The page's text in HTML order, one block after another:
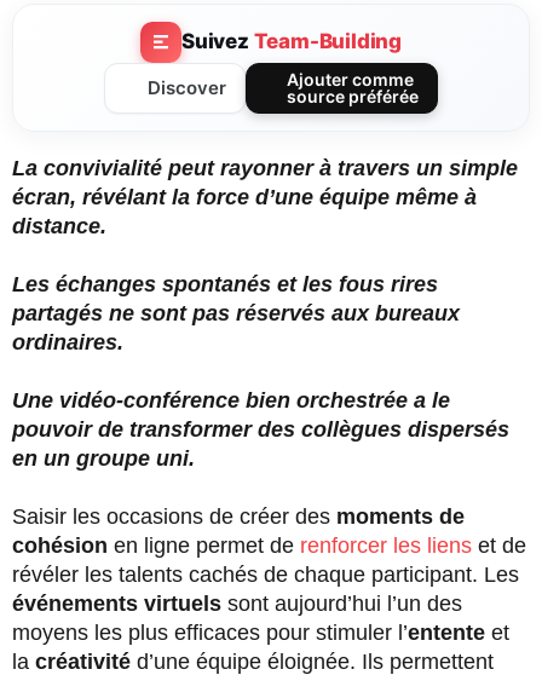
Suivez Team-Building
Discover
Ajouter comme
source préférée
La convivialité peut rayonner à travers un simple
écran, révélant la force d’une équipe même à
distance.
Les échanges spontanés et les fous rires
partagés ne sont pas réservés aux bureaux
ordinaires.
Une vidéo-conférence bien orchestrée a le
pouvoir de transformer des collègues dispersés
en un groupe uni.
Saisir les occasions de créer des moments de
cohésion en ligne permet de renforcer les liens et de
révéler les talents cachés de chaque participant. Les
événements virtuels sont aujourd’hui l’un des
moyens les plus efficaces pour stimuler l’entente et
la créativité d’une équipe éloignée. Ils permettent